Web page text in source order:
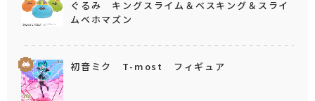
ぐるみ キングスライム＆ベスキング＆スライ
ムベホマズン
初音ミク T-most フィギュア